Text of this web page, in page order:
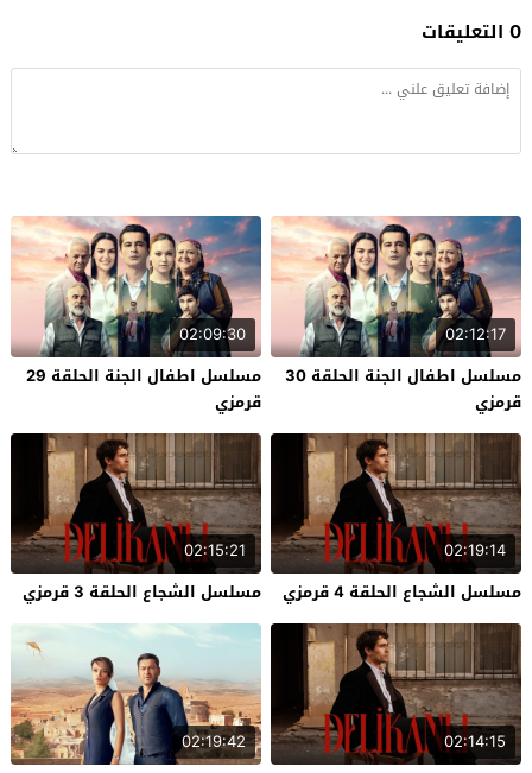
0 التعليقات
02:12:17
مسلسل اطفال الجنة الحلقة 30
قرمزي
02:09:30
مسلسل اطفال الجنة الحلقة 29
قرمزي
02:19:14
مسلسل الشجاع الحلقة 4 قرمزي
02:15:21
مسلسل الشجاع الحلقة 3 قرمزي
02:14:15
02:19:42